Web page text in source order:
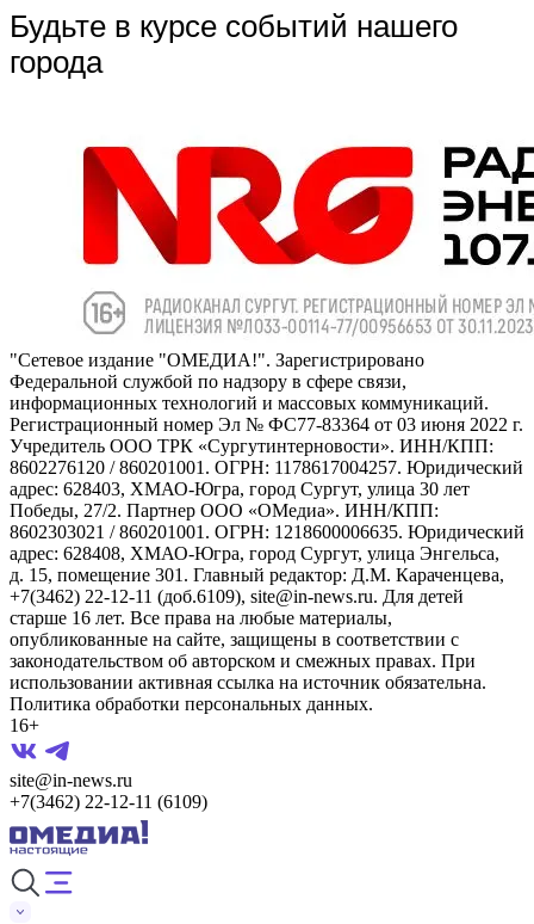
Будьте в курсе событий нашего
города
"Сетевое издание "ОМЕДИА!". Зарегистрировано
Федеральной службой по надзору в сфере связи,
информационных технологий и массовых коммуникаций.
Регистрационный номер Эл № ФС77-83364 от 03 июня 2022 г.
Учредитель ООО ТРК «Сургутинтерновости». ИНН/КПП:
8602276120 / 860201001. ОГРН: 1178617004257. Юридический
адрес: 628403, ХМАО-Югра, город Сургут, улица 30 лет
Победы, 27/2. Партнер ООО «ОМедиа». ИНН/КПП:
8602303021 / 860201001. ОГРН: 1218600006635. Юридический
адрес: 628408, ХМАО-Югра, город Сургут, улица Энгельса,
д. 15, помещение 301. Главный редактор: Д.М. Караченцева,
+7(3462) 22-12-11 (доб.6109), site@in-news.ru. Для детей
старше 16 лет. Все права на любые материалы,
опубликованные на сайте, защищены в соответствии с
законодательством об авторском и смежных правах. При
использовании активная ссылка на источник обязательна.
Политика обработки персональных данных.
16+
site@in-news.ru
+7(3462) 22-12-11 (6109)